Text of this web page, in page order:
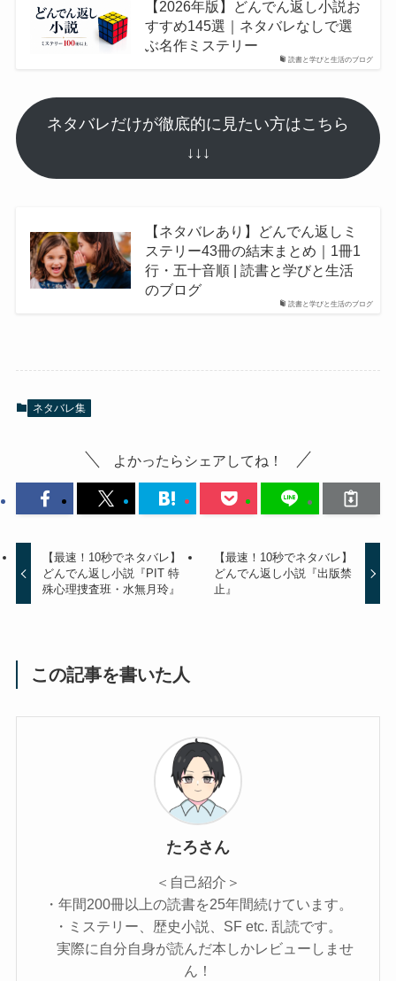
読書と学びと生活のブログ
【2026年版】どんでん返し小説お
すすめ145選｜ネタバレなしで選
ぶ名作ミステリー
ネタバレだけが徹底的に見たい方はこちら
↓↓↓
読書と学びと生活のブログ
【ネタバレあり】どんでん返しミ
ステリー43冊の結末まとめ｜1冊1
行・五十音順 | 読書と学びと生活
のブログ
ネタバレ集
よかったらシェアしてね！
【最速！10秒でネタバレ】
どんでん返し小説『PIT 特
殊心理捜査班・水無月玲』
【最速！10秒でネタバレ】
どんでん返し小説『出版禁
止』
この記事を書いた人
たろさん
＜自己紹介＞
・年間200冊以上の読書を25年間続けています。
・ミステリー、歴史小説、SF etc. 乱読です。
実際に自分自身が読んだ本しかレビューしませ
ん！